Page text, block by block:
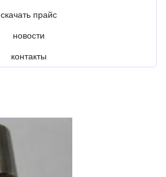
скачать прайс
новости
контакты